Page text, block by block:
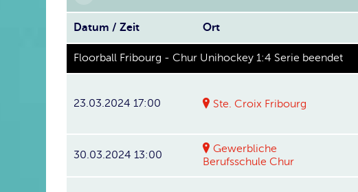
Datum / Zeit Ort
Floorball Fribourg - Chur Unihockey 1:4 Serie beendet
23.03.2024 17:00 Ste. Croix Fribourg
30.03.2024 13:00
Gewerbliche
Berufsschule Chur